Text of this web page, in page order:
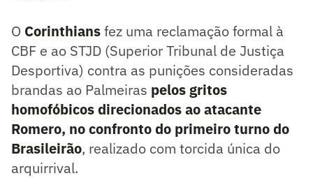
O Corinthiansfez uma reclamação formal à
CBF e ao STJD (Superior Tribunal de Justiça
Desportiva) contra as punições consideradas
brandas ao Palmeiras pelos gritos
homofóbicos direcionados ao atacante
Romero, no confronto do primeiro turno do
Brasileirão, realizado com torcida única do
arquirrival.